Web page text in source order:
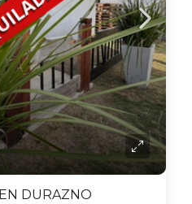
DURAZNO